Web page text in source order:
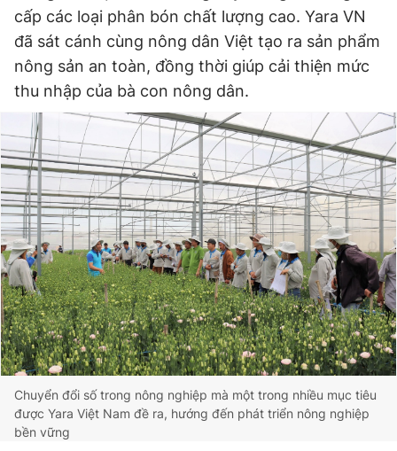
cấp các loại phân bón chất lượng cao. Yara VN
đã sát cánh cùng nông dân Việt tạo ra sản phẩm
nông sản an toàn, đồng thời giúp cải thiện mức
thu nhập của bà con nông dân.
Chuyển đổi số trong nông nghiệp mà một trong nhiều mục tiêu
được Yara Việt Nam đề ra, hướng đến phát triển nông nghiệp
bền vững